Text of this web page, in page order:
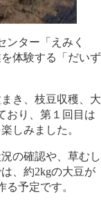
ター「えみく
体験する「だいず
き、枝豆収穫、大
おり、第１回目は
しみました。
の確認や、草むし
、約2kgの大豆が
予定です。